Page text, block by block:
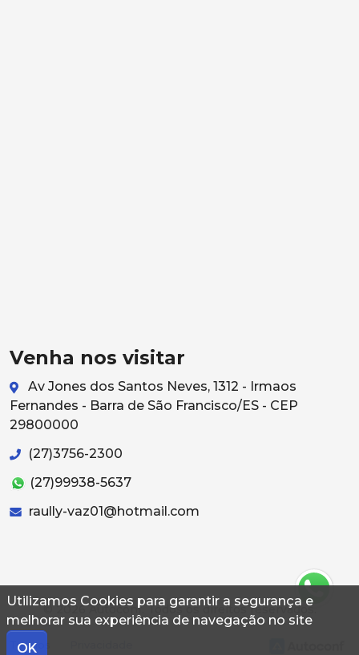
Utilizamos Cookies para garantir a segurança e
melhorar sua experiência de navegação no site
OK
Venha nos visitar
Av Jones dos Santos Neves, 1312 - Irmaos
Fernandes - Barra de São Francisco/ES - CEP
29800000
(27)3756-2300
(27)99938-5637
raully-vaz01@hotmail.com
© 2026 Autoconf. Todos os direitos reservados.
Termos